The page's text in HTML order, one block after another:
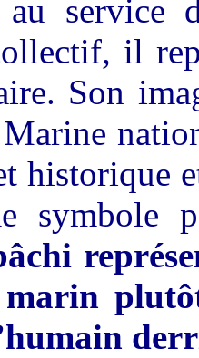
au service
il
Son
historique
symbole